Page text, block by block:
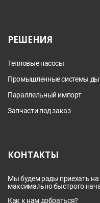
РЕШЕНИЯ
Тепловые насосы
Промышленные системы
Параллельный импорт
Запчасти под заказ
КОНТАКТЫ
Мы будем рады приехать
максимально быстрого
Как к нам добраться?